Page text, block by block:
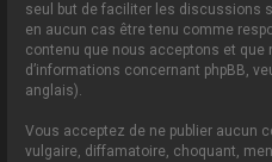
seul but de faciliter les discussions
en aucun cas être tenu comme
contenu que nous acceptons et que
d’informations concernant phpBB,
anglais).
Vous acceptez de ne publier aucun
vulgaire, diffamatoire, choquant,